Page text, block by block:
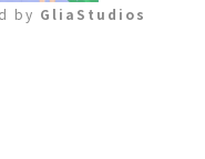
by GliaStudios